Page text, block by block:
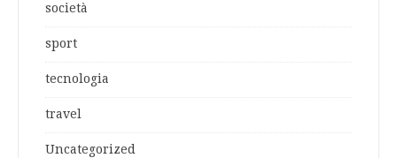
società
sport
tecnologia
travel
Uncategorized